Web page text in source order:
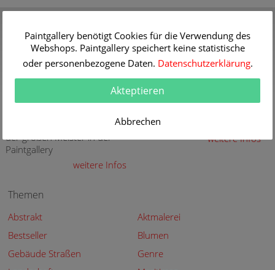
Verschenken Sie einen
Gutschein für eine
hochwertige Kunstkopie
weitere Infos
30 Jahre Erfahrung mit
hochwertigen Gemälde-
Reproduktionen
weitere Infos
Aktuelle und neue Gemälde
der großen Meister in der
Paintgallery
weitere Infos
Bezahlen
weitere Infos
Themen
Abstrakt
Aktmalerei
Bestseller
Blumen
Gebäude Straßen
Genre
Paintgallery benötigt Cookies für die Verwendung des
Webshops. Paintgallery speichert keine statistische
oder personenbezogene Daten. Datenschutzerklärung.
Akteptieren
Abbrechen